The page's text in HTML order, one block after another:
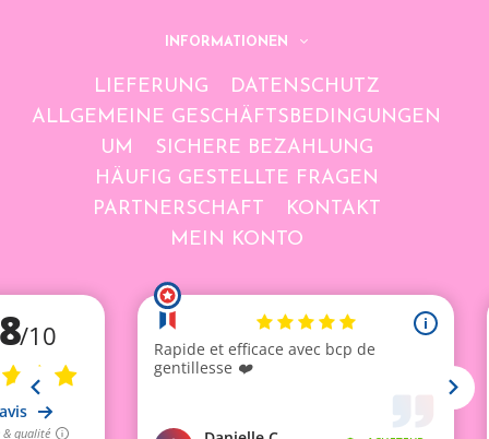
INFORMATIONEN
LIEFERUNG
DATENSCHUTZ
ALLGEMEINE GESCHÄFTSBEDINGUNGEN
UM
SICHERE BEZAHLUNG
HÄUFIG GESTELLTE FRAGEN
PARTNERSCHAFT
KONTAKT
MEIN KONTO